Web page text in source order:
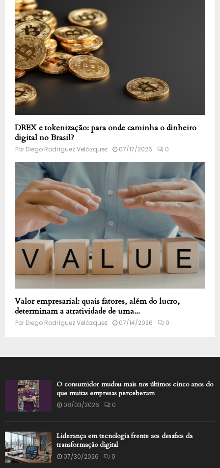
DREX e tokenização: para onde caminha o dinheiro
digital no Brasil?
Por Diego Rodríguez Velázquez 07/17/2026 0
Valor empresarial: quais fatores, além do lucro,
determinam a atratividade de uma...
Por Diego Rodríguez Velázquez 07/14/2026 0
O consumidor mudou mais nos últimos cinco anos do
que muitas empresas perceberam
08/03/2026 0
Liderança em tecnologia frente aos desafios da
transformação digital
07/30/2026 0